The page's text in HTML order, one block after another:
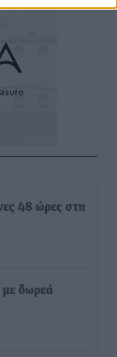
48 ώρες στη
δωρεά